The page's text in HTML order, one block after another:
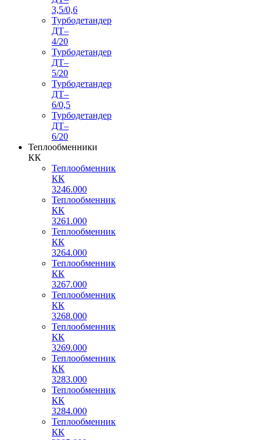
3,5/0,6
Турбодетандер
ДТ–
4/20
Турбодетандер
ДТ–
5/20
Турбодетандер
ДТ–
6/0,5
Турбодетандер
ДТ–
6/20
Теплообменники
КК
Теплообменник
КК
3246.000
Теплообменник
КК
3261.000
Теплообменник
КК
3264.000
Теплообменник
КК
3267.000
Теплообменник
КК
3268.000
Теплообменник
КК
3269.000
Теплообменник
КК
3283.000
Теплообменник
КК
3284.000
Теплообменник
КК